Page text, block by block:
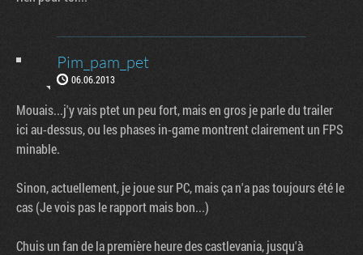
Pim_pam_pet
06.06.2013
Mouais...j'y vais ptet un peu fort, mais en gros je parle du trailer
ici au-dessus, ou les phases in-game montrent clairement un FPS
minable.
Sinon, actuellement, je joue sur PC, mais ça n'a pas toujours été le
cas (Je vois pas le rapport mais bon...)
Chuis un fan de la première heure des castlevania, jusqu'à